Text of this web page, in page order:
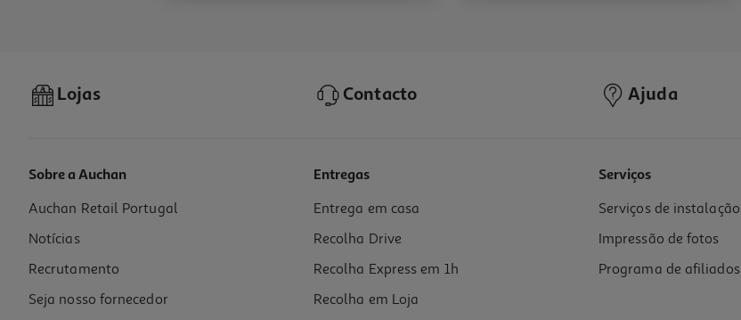
Lojas Contacto Ajuda
Sobre a Auchan
Auchan Retail Portugal
Notícias
Recrutamento
Seja nosso fornecedor
Entregas
Entrega em casa
Recolha Drive
Recolha Express em 1h
Recolha em Loja
Serviços
Serviços de instalação
Impressão de fotos
Programa de afiliados